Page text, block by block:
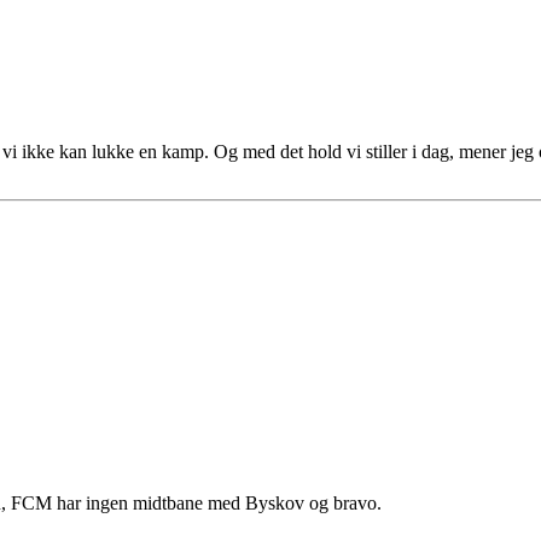
kan lukke en kamp. Og med det hold vi stiller i dag, mener
har ingen midtbane med Byskov og bravo.